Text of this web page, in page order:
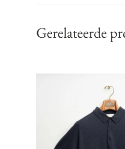
Gerelateerde